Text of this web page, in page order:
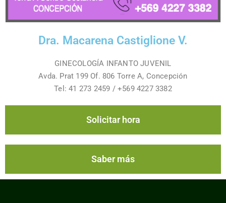
Dra. Macarena Castiglione V.
GINECOLOGÍA INFANTO JUVENIL
Avda. Prat 199 Of. 806 Torre A, Concepción
Tel: 41 273 2459 / +569 4227 3382
Solicitar hora
Saber más